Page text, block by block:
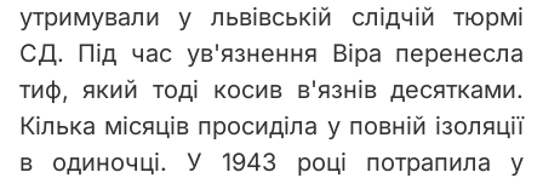
утримували у львівській слідчій тюрмі
СД. Під час ув'язнення Віра перенесла
тиф, який тоді косив в'язнів десятками.
Кілька місяців просиділа у повній ізоляції
в одиночці. У 1943 році потрапила у